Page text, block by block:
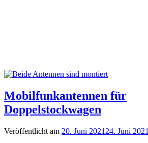
Mobilfunkantennen für
Doppelstockwagen
Veröffentlicht am 20. Juni 2021 24. Juni 2021